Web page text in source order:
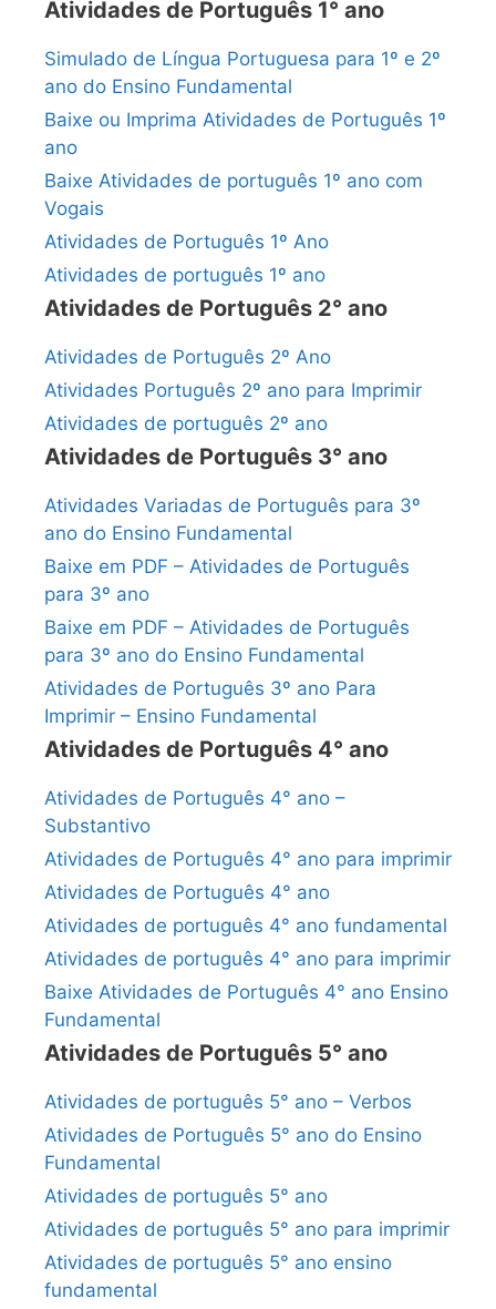
Atividades de Português 1° ano
Simulado de Língua Portuguesa para 1º e 2º
ano do Ensino Fundamental
Baixe ou Imprima Atividades de Português 1º
ano
Baixe Atividades de português 1º ano com
Vogais
Atividades de Português 1º Ano
Atividades de português 1º ano
Atividades de Português 2° ano
Atividades de Português 2º Ano
Atividades Português 2º ano para Imprimir
Atividades de português 2º ano
Atividades de Português 3° ano
Atividades Variadas de Português para 3º
ano do Ensino Fundamental
Baixe em PDF – Atividades de Português
para 3º ano
Baixe em PDF – Atividades de Português
para 3º ano do Ensino Fundamental
Atividades de Português 3º ano Para
Imprimir – Ensino Fundamental
Atividades de Português 4° ano
Atividades de Português 4° ano –
Substantivo
Atividades de Português 4° ano para imprimir
Atividades de Português 4° ano
Atividades de português 4° ano fundamental
Atividades de português 4° ano para imprimir
Baixe Atividades de Português 4° ano Ensino
Fundamental
Atividades de Português 5° ano
Atividades de português 5° ano – Verbos
Atividades de Português 5° ano do Ensino
Fundamental
Atividades de português 5° ano
Atividades de português 5° ano para imprimir
Atividades de português 5° ano ensino
fundamental